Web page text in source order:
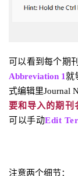
可以看到每个期
Abbreviation 1就
式编辑里Journal
要和导入的期刊
可以手动Edit
注意两个细节：